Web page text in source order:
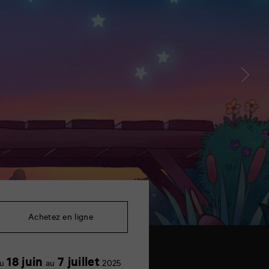
Achetez en ligne
18 juin au 7 juillet 2025